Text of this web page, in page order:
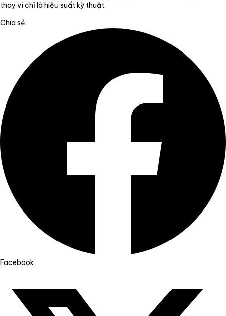
thay vì chỉ là hiệu suất kỹ thuật.
Chia sẻ:
Facebook